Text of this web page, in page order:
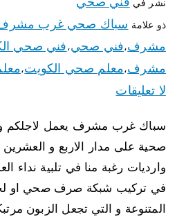
ذو علامة سباك صحي غرب
مشرف،فني صحي،فني صحي
مشرف،معلم صحي الكويت،
لا تعليقات
سباك غرب مشرف يعمل لاجلكم
صحية على مدار الاربع و
وارديات رغبة منا في تلبية نداء
في تركيب شبكة صرف صحي او
المتنوعة و التي تجعل الزبون